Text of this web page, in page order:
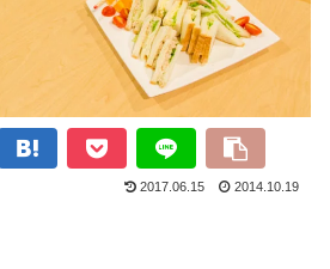
2017.06.15 2014.10.19